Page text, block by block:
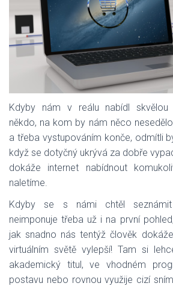
Kdyby nám v reálu nabídl skvělou
někdo, na kom by nám něco
a třeba vystupováním konče, odmítli
když se dotyčný ukrývá za dobře
dokáže internet nabídnout
naletíme.
Kdyby se s námi chtěl
neimponuje třeba už i na první
jak snadno nás tentýž člověk
virtuálním světě vylepší! Tam si
akademický titul, ve vhodném
postavu nebo rovnou využije cizí